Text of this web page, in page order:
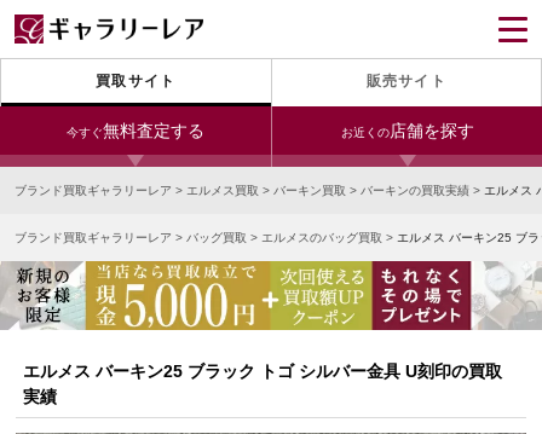
買取サイト 販売サイト
今すぐ無料査定する お近くの店舗を探す
24時間受付（対応時間10:00～19:00）
宅配買取を申し込む
無料の宅配キットをお届けします
今すぐ電話査定
受付時間 10:00～19:00
銀座本店 青山表参道店 新宿東口店
小田急新宿店 LAB東京 名古屋大須店
ブランド買取ギャラリーレア > エルメス買取 > バーキン買取 > バーキンの買取実績 > エルメス
ブランド買取ギャラリーレア > バッグ買取 > エルメスのバッグ買取 > エルメス バーキン25 ブ
エルメス バーキン25 ブラック トゴ シルバー金具 U刻印の買取
実績